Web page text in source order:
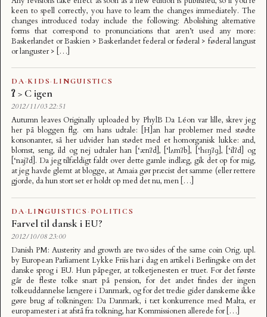
keen to spell correctly, you have to learn the changes immediately. The
changes introduced today include the following: Abolishing alternative
forms that correspond to pronunciations that aren’t used any more:
Baskerlandet or Baskien > Baskerlandet federal or føderal > føderal langust
or languster > […]
DA·KIDS· LINGUISTICS
ʔ > C igen
2012/11/03 22:51
Autumn leaves Originally uploaded by PhylB Da Léon var lille, skrev jeg
her på bloggen flg. om hans udtale: [H]an har problemer med stødte
konsonanter, så her udvider han stødet med et homorganisk lukke: and,
blomst, seng, ild og nej udtaler han [‘ænʔd], [‘lʌmʔb], [‘hɛŋʔɡ], [‘ilʔd] og
[‘najʔd]. Da jeg tilfældigt faldt over dette gamle indlæg, gik det op for mig,
at jeg havde glemt at blogge, at Amaia gør præcist det samme (eller rettere
gjorde, da hun stort set er holdt op med det nu, men […]
DA·LINGUISTICS · POLITICS
Farvel til dansk i EU?
2012/10/08 23:00
Danish PM: Austerity and growth are two sides of the same coin Orig. upl.
by European Parliament Lykke Friis har i dag en artikel i Berlingske om det
danske sprog i EU. Hun påpeger, at tolketjenesten er truet. For det første
går de fleste tolke snart på pension, for det andet findes der ingen
tolkeuddannelse længere i Danmark, og for det tredie gider danskerne ikke
gøre brug af tolkningen: Da Danmark, i tæt konkurrence med Malta, er
europamester i at afstå fra tolkning, har Kommissionen allerede for […]